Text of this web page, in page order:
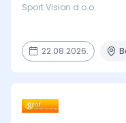
Sport Vision d.o.o.
22.08.2026.